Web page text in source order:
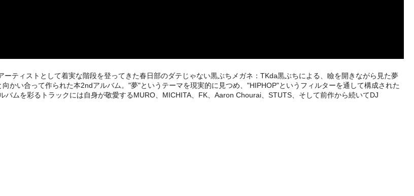
ティストとして着実な階段を登ってきた春日部のダテじゃない黒ぶちメガネ：TKda黒ぶちによる、瞼を開きながら見た夢
かい合って作られた本2ndアルバム。"夢"というテーマを現実的に見つめ、"HIPHOP"というフィルターを通して構成された
ムを彩るトラックには自身が敬愛するMURO、MICHITA、FK、Aaron Chourai、STUTS、そして前作から続いてDJ